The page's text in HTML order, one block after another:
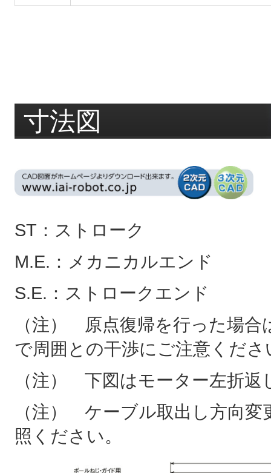
寸法図
ST：ストローク
M.E.：メカニカルエンド
S.E.：ストロークエンド
（注） 原点復帰を行った場
で周囲との干渉にご注意くださ
（注） 下図はモーター左折返
（注） ケーブル取出し方向変
照ください。